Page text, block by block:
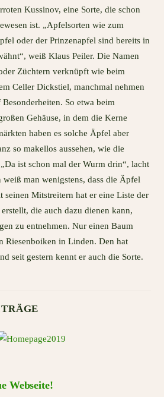
Kussinov, eine Sorte, die schon
ist. „Apfelsorten wie zum
oder der Prinzenapfel sind bereits in
weiß Klaus Peiler. Die Namen
Züchtern verknüpft wie beim
Celler Dickstiel, manchmal nehmen
So etwa beim
Gehäuse, in dem die Kerne
haben es solche Äpfel aber
so makellos aussehen, wie die
ist schon mal der Wurm drin“, lacht
weiß man wenigstens, dass die Äpfel
seinen Mitstreitern hat er eine Liste der
die auch dazu dienen kann,
zu entnehmen. Nur einen Baum
Riesenboiken in Linden. Den hat
seit gestern kennt er auch die Sorte.
Webseite!